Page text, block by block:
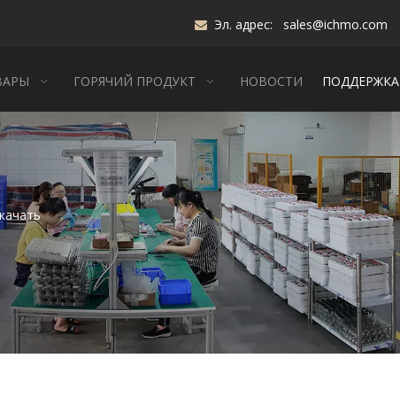
 Эл. адрес: sales@ichmo.com
ГОРЯЧИЙ ПРОДУКТ НОВОСТИ ПОДДЕРЖКА